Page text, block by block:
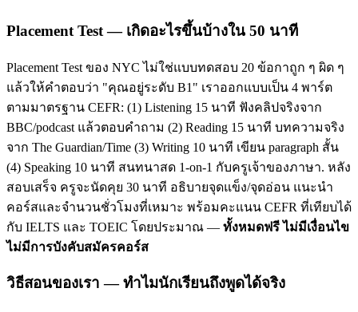
Placement Test — เกิดอะไรขึ้นบ้างใน 50 นาที
Placement Test ของ NYC ไม่ใช่แบบทดสอบ 20 ข้อกาถูก ๆ ผิด ๆ
แล้วให้คำตอบว่า "คุณอยู่ระดับ B1" เราออกแบบเป็น 4 พาร์ต
ตามมาตรฐาน CEFR: (1) Listening 15 นาที ฟังคลิปจริงจาก
BBC/podcast แล้วตอบคำถาม (2) Reading 15 นาที บทความจริง
จาก The Guardian/Time (3) Writing 10 นาที เขียน paragraph สั้น
(4) Speaking 10 นาที สนทนาสด 1-on-1 กับครูเจ้าของภาษา. หลัง
สอบเสร็จ ครูจะนัดคุย 30 นาที อธิบายจุดแข็ง/จุดอ่อน แนะนำ
คอร์สและจำนวนชั่วโมงที่เหมาะ พร้อมคะแนน CEFR ที่เทียบได้
กับ IELTS และ TOEIC โดยประมาณ — ทั้งหมดฟรี ไม่มีเงื่อนไข
ไม่มีการบังคับสมัครคอร์ส
วิธีสอนของเรา — ทำไมนักเรียนถึงพูดได้จริง